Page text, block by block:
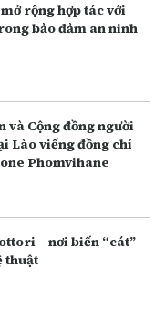
rộng hợp tác với
bảo đảm an ninh
và Cộng đồng người
Lào viếng đồng chí
Phomvihane
– nơi biến “cát”
thuật